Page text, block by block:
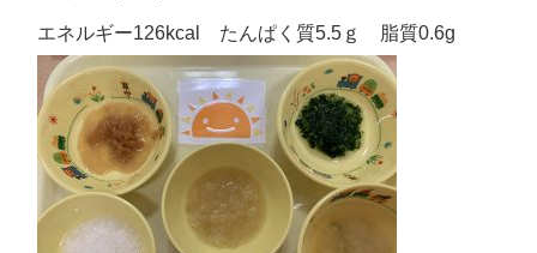
エネルギー126kcal たんぱく質5.5ｇ 脂質0.6g